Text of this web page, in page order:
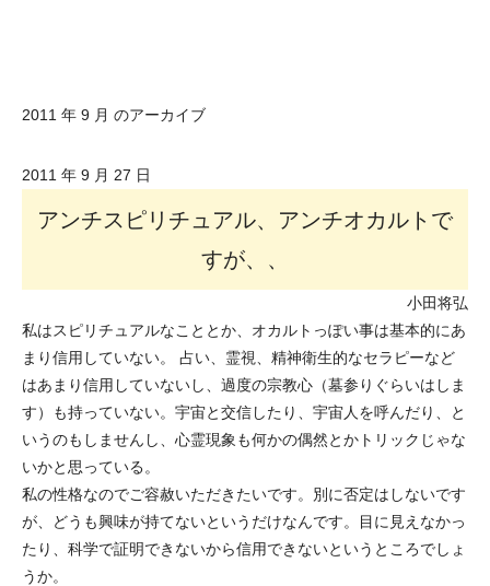
2011 年 9 月 のアーカイブ
2011 年 9 月 27 日
アンチスピリチュアル、アンチオカルトで
すが、、
小田将弘
私はスピリチュアルなこととか、オカルトっぽい事は基本的にあ
まり信用していない。 占い、霊視、精神衛生的なセラピーなど
はあまり信用していないし、過度の宗教心（墓参りぐらいはしま
す）も持っていない。宇宙と交信したり、宇宙人を呼んだり、と
いうのもしませんし、心霊現象も何かの偶然とかトリックじゃな
いかと思っている。
私の性格なのでご容赦いただきたいです。別に否定はしないです
が、どうも興味が持てないというだけなんです。目に見えなかっ
たり、科学で証明できないから信用できないというところでしょ
うか。